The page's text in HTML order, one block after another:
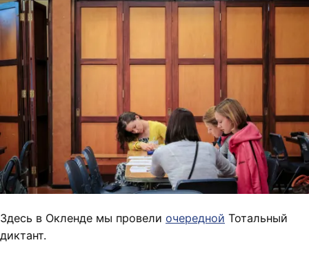
Здесь в Окленде мы провели очередной Тотальный
диктант.